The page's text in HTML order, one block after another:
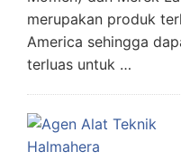
merupakan produk
America sehingga
terluas untuk …